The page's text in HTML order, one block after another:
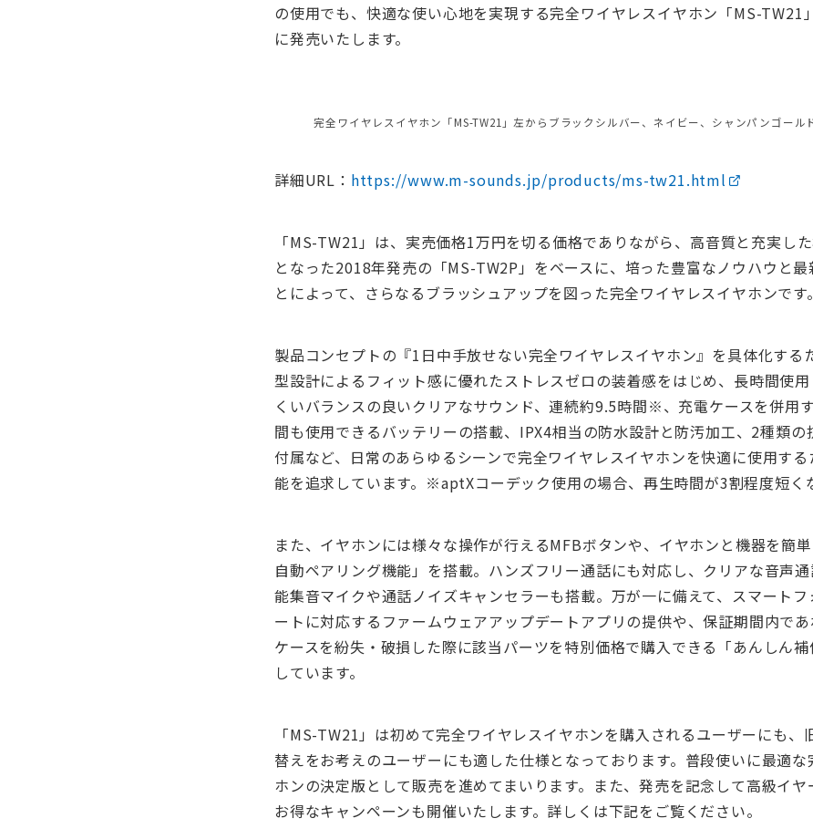
の使用でも、快適な使い心地を実現する完全ワイヤレスイヤホン「MS-TW21
に発売いたします。
完全ワイヤレスイヤホン「MS-TW21」左からブラックシルバー、ネイビー、シャンパンゴール
詳細URL： https://www.m-sounds.jp/products/ms-tw21.html
「MS-TW21」は、実売価格1万円を切る価格でありながら、高音質と充実し
となった2018年発売の「MS-TW2P」をベースに、培った豊富なノウハウと
とによって、さらなるブラッシュアップを図った完全ワイヤレスイヤホンです。
製品コンセプトの『1日中手放せない完全ワイヤレスイヤホン』を具体化する
型設計によるフィット感に優れたストレスゼロの装着感をはじめ、長時間使
くいバランスの良いクリアなサウンド、連続約9.5時間※、充電ケースを併用
間も使用できるバッテリーの搭載、IPX4相当の防水設計と防汚加工、2種類の
付属など、日常のあらゆるシーンで完全ワイヤレスイヤホンを快適に使用す
能を追求しています。※aptXコーデック使用の場合、再生時間が3割程度短く
また、イヤホンには様々な操作が行えるMFBボタンや、イヤホンと機器を簡
自動ペアリング機能」を搭載。ハンズフリー通話にも対応し、クリアな音声
能集音マイクや通話ノイズキャンセラーも搭載。万が一に備えて、スマート
ートに対応するファームウェアアップデートアプリの提供や、保証期間内で
ケースを紛失・破損した際に該当パーツを特別価格で購入できる「あんしん
しています。
「MS-TW21」は初めて完全ワイヤレスイヤホンを購入されるユーザーにも、
替えをお考えのユーザーにも適した仕様となっております。普段使いに最適
ホンの決定版として販売を進めてまいります。また、発売を記念して高級イヤ
お得なキャンペーンも開催いたします。詳しくは下記をご覧ください。